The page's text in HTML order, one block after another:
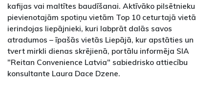
kafijas vai maltītes baudīšanai. Aktīvāko pilsētnieku
pievienotajām spotiņu vietām Top 10 ceturtajā vietā
ierindojas liepājnieki, kuri labprāt dalās savos
atradumos – īpašās vietās Liepājā, kur apstāties un
tvert mirkli dienas skrējienā, portālu informēja SIA
"Reitan Convenience Latvia" sabiedrisko attiecību
konsultante Laura Dace Dzene.